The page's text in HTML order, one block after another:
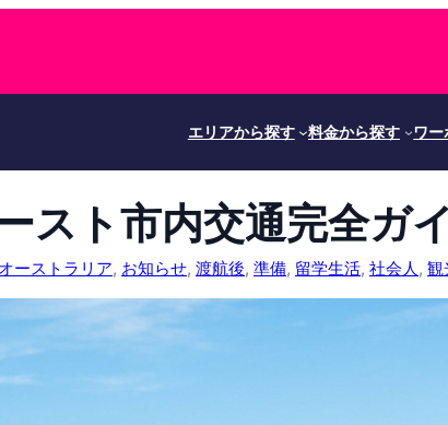
エリアから探す 料金から探す ワー
スト市内交通完全ガ
ーストラリア, お知らせ, 渡航後, 準備, 留学生活, 社会人 , 観